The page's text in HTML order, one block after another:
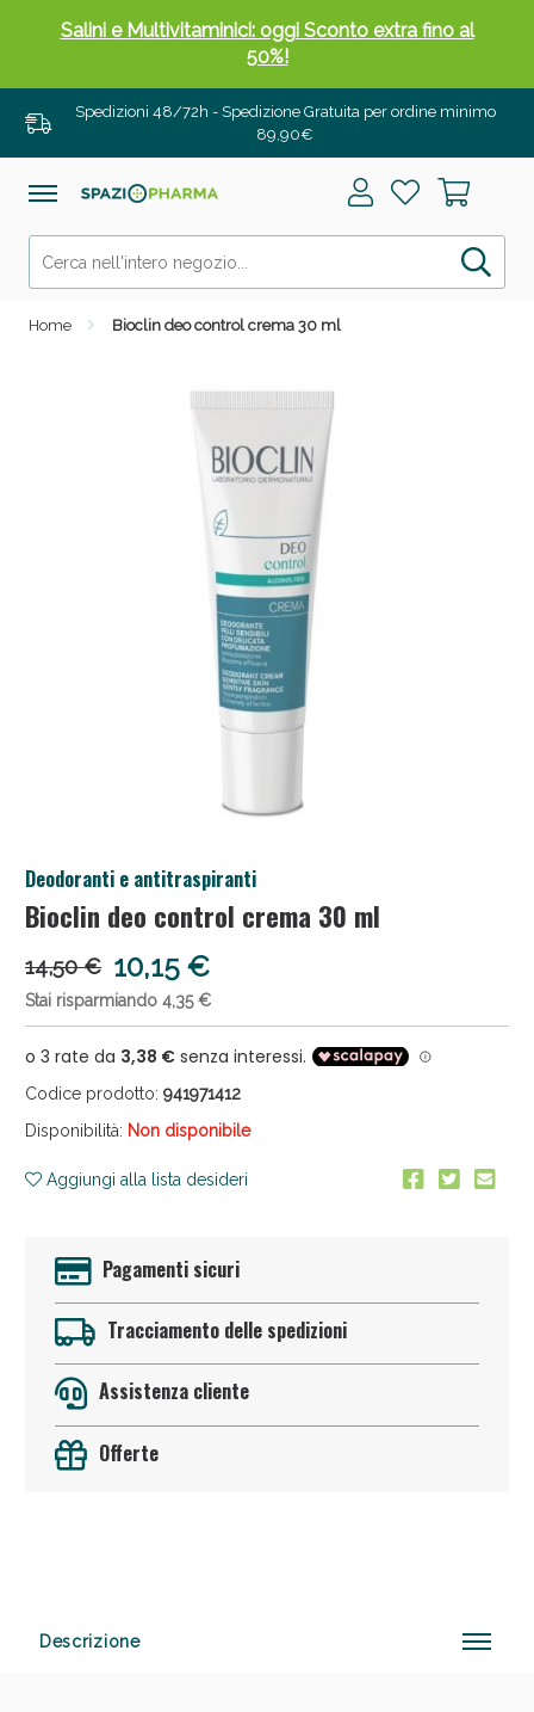
Spedizioni 48/72h - Spedizione Gratuita per ordine minimo
89,90€
Home Bioclin deo control crema 30 ml
Deodoranti e antitraspiranti
Bioclin deo control crema 30 ml
14,50 € 10,15 €
Stai risparmiando 4,35 €
Codice prodotto: 941971412
Disponibilità: Non disponibile
Aggiungi alla lista desideri
Pagamenti sicuri
Tracciamento delle spedizioni
Assistenza cliente
Offerte
Descrizione
Salini e Multivitaminici: oggi Sconto extra fino al
50%!
Anticellulite e Fanghi: Sconto fino al 40% valido
oggi!
Anticellulite e Fanghi: Sconto fino al 40% valido
Sconto fino al 55% disponibile oggi!